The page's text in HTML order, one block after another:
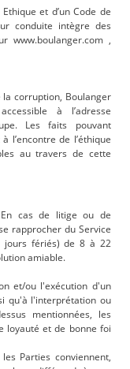
et d’un Code de
conduite intègre des
www.boulanger.com ,
corruption, Boulanger
à l’adresse
Les faits pouvant
l’encontre de l’éthique
au travers de cette
cas de litige ou de
rapprocher du Service
jours fériés) de 8 à 22
amiable.
et/ou l'exécution d'un
qu'à l'interprétation ou
mentionnées, les
loyauté et de bonne foi
Parties conviennent,